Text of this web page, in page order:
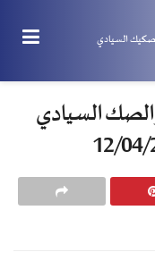
السيادي
الصك السيادي